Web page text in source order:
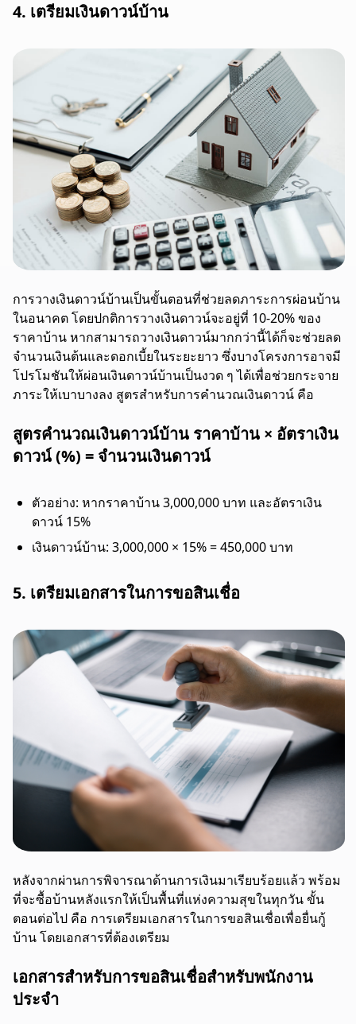
4. เตรียมเงินดาวน์บ้าน
การวางเงินดาวน์บ้านเป็นขั้นตอนที่ช่วยลดภาระการผ่อนบ้าน
ในอนาคต โดยปกติการวางเงินดาวน์จะอยู่ที่ 10-20% ของ
ราคาบ้าน หากสามารถวางเงินดาวน์มากกว่านี้ได้ก็จะช่วยลด
จำนวนเงินต้นและดอกเบี้ยในระยะยาว ซึ่งบางโครงการอาจมี
โปรโมชันให้ผ่อนเงินดาวน์บ้านเป็นงวด ๆ ได้เพื่อช่วยกระจาย
ภาระให้เบาบางลง สูตรสำหรับการคำนวณเงินดาวน์ คือ
สูตรคำนวณเงินดาวน์บ้าน ราคาบ้าน × อัตราเงิน
ดาวน์ (%) = จำนวนเงินดาวน์
ตัวอย่าง: หากราคาบ้าน 3,000,000 บาท และอัตราเงิน
ดาวน์ 15%
เงินดาวน์บ้าน: 3,000,000 × 15% = 450,000 บาท
5. เตรียมเอกสารในการขอสินเชื่อ
หลังจากผ่านการพิจารณาด้านการเงินมาเรียบร้อยแล้ว พร้อม
ที่จะซื้อบ้านหลังแรกให้เป็นพื้นที่แห่งความสุขในทุกวัน ขั้น
ตอนต่อไป คือ การเตรียมเอกสารในการขอสินเชื่อเพื่อยื่นกู้
บ้าน โดยเอกสารที่ต้องเตรียม
เอกสารสำหรับการขอสินเชื่อสำหรับพนักงาน
ประจำ